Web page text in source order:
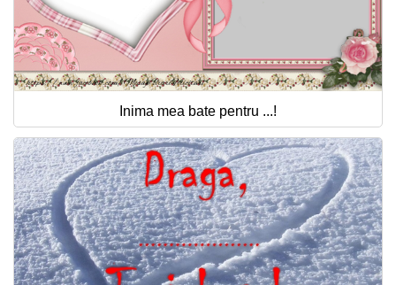
Inima mea bate pentru ...!